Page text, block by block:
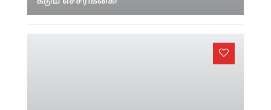
டீப்ஃபேக் சர்ச்சையில் சிக்கிய மிருணாள்
தாகூர்!"சட்ட நடவடிக்கை எடுப்பேன்" என